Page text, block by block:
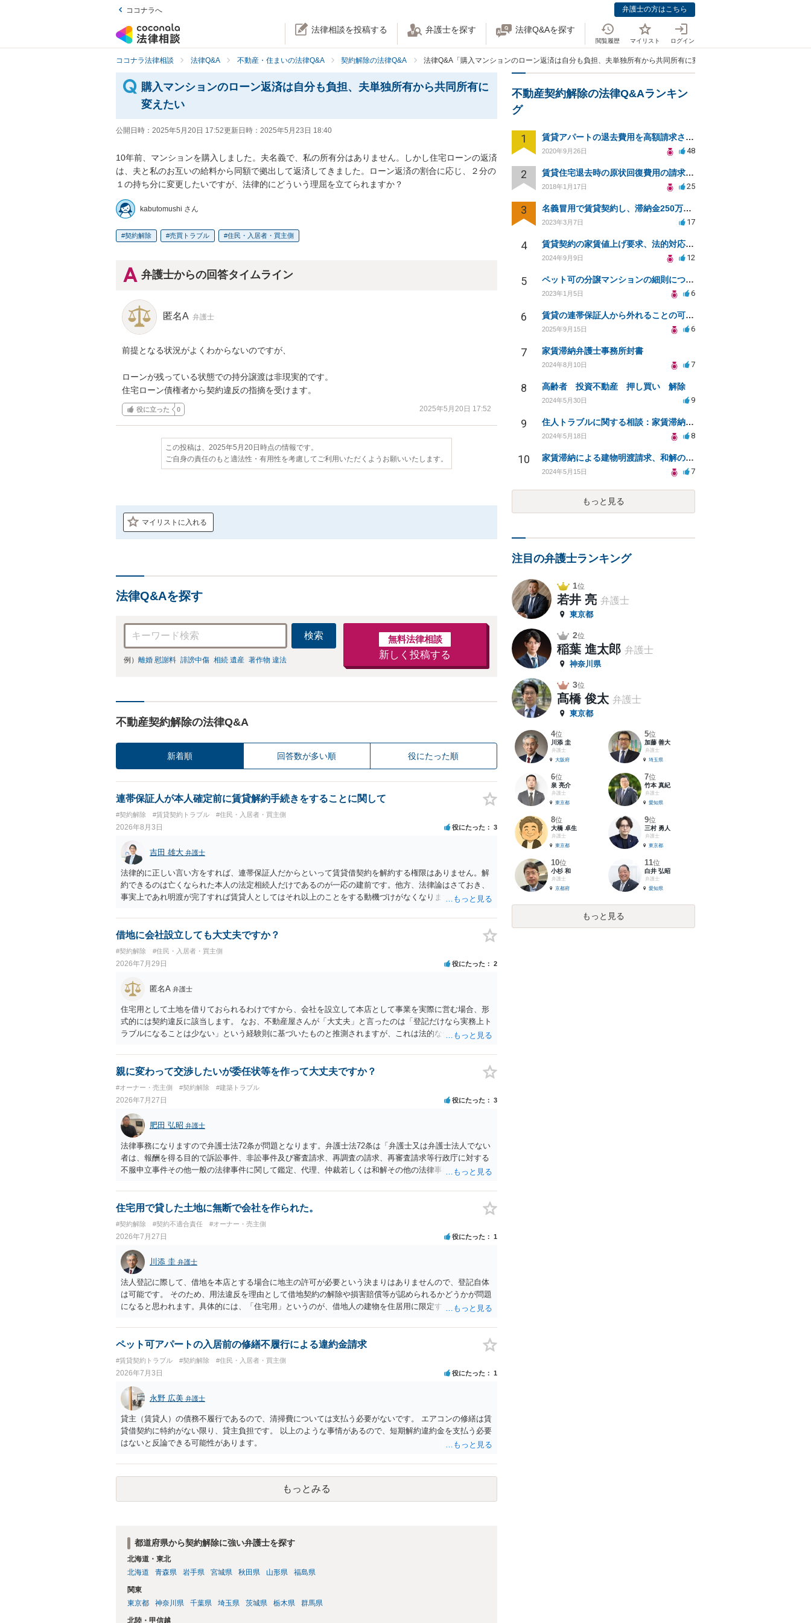
ココナラへ 弁護士の方はこちら
法律相談を投稿する 弁護士を探す 法律Q&Aを探す
閲覧履歴 マイリスト ログイン
ココナラ法律相談 法律Q&A 不動産・住まいの法律Q&A 契約解除の法律Q&A 法律Q&A「購入マンションのローン返済は自分も負担、夫単独所有から共同所有に変えたい」
購入マンションのローン返済は自分も負担、夫単独所有から共同所有に
変えたい
公開日時： 2025年5月20日 17:52更新日時： 2025年5月23日 18:40
10年前、マンションを購入しました。夫名義で、私の所有分はありません。しかし住宅ローンの返済
は、夫と私のお互いの給料から同額で拠出して返済してきました。ローン返済の割合に応じ、２分の
１の持ち分に変更したいですが、法律的にどういう理屈を立てられますか？
kabutomushi さん
契約解除 売買トラブル 住民・入居者・買主側
弁護士からの回答タイムライン
匿名A 弁護士
前提となる状況がよくわからないのですが、
ローンが残っている状態での持分譲渡は非現実的です。
住宅ローン債権者から契約違反の指摘を受けます。
役に立った 0 2025年5月20日 17:52
この投稿は、2025年5月20日時点の情報です。
ご自身の責任のもと適法性・有用性を考慮してご利用いただくようお願いいたします。
マイリストに入れる
法律Q&Aを探す
検索
例） 離婚 慰謝料 誹謗中傷 相続 遺産 著作物 違法
無料法律相談
新しく投稿する
不動産契約解除の法律Q&A
新着順 回答数が多い順 役にたった順
連帯保証人が本人確定前に賃貸解約手続きをすることに関して
#契約解除 #賃貸契約トラブル #住民・入居者・買主側
2026年8月3日 役にたった 3
吉田 雄大 弁護士
法律的に正しい言い方をすれば、連帯保証人だからといって賃貸借契約を解約する権限はありません。解
約できるのは亡くなられた本人の法定相続人だけであるのが一応の建前です。他方、法律論はさておき、
事実上であれ明渡が完了すれば賃貸人としてはそれ以上のことをする動機づけがなくなります。 今回進め
が良いと思います。またその方法で進めた方が、連帯保証人であるお知り合いさんにとっても、自身の経
済的負担を最小限に食い止められるため望ましいやり方だといえます。
借地に会社設立しても大丈夫ですか？
#契約解除 #住民・入居者・買主側
2026年7月29日 役にたった 2
匿名A 弁護士
住宅用として土地を借りておられるわけですから、会社を設立して本店として事業を実際に営む場合、形
式的には契約違反に該当します。 なお、不動産屋さんが「大丈夫」と言ったのは「登記だけなら実務上ト
ラブルになることは少ない」という経験則に基づいたものと推測されますが、これは法的な保証ではあり
で、建物を事務所・店舗用に大きく改築する等までなさらない限り、リスクはそれほど大きくないかもし
れません。 しかしそれでも、大家さんが契約違反を口実に、将来の更新時に更新料の上乗せを要求した
親に変わって交渉したいが委任状等を作って大丈夫ですか？
#オーナー・売主側 #契約解除 #建築トラブル
2026年7月27日 役にたった 3
肥田 弘昭 弁護士
法律事務になりますので弁護士法72条が問題となります。弁護士法72条は「弁護士又は弁護士法人でない
者は、報酬を得る目的で訴訟事件、非訟事件及び審査請求、再調査の請求、再審査請求等行政庁に対する
不服申立事件その他一般の法律事件に関して鑑定、代理、仲裁若しくは和解その他の法律事務を取り扱
めがある場合は、この限りでない。」とのことから、報酬を得る目的がないのであれば適法です。なぜな
ら、弁護士法72条に違反しないのであれば、委任については無償で委任者が受任者に委任できるからで
住宅用で貸した土地に無断で会社を作られた。
#契約解除 #契約不適合責任 #オーナー・売主側
2026年7月27日 役にたった 1
川添 圭 弁護士
法人登記に際して、借地を本店とする場合に地主の許可が必要という決まりはありませんので、登記自体
は可能です。 そのため、用法違反を理由として借地契約の解除や損害賠償等が認められるかどうかが問題
になると思われます。具体的には、「住宅用」というのが、借地人の建物を住居用に限定する（事業に使
装したという事案で、住居に限定する特約までは存在しなかったとして契約解除を認めなかった裁判例が
あります）。契約条項の記載や解釈の問題になりますので、弁護士へ直接相談されることをお勧めしま
ペット可アパートの入居前の修繕不履行による違約金請求
#賃貸契約トラブル #契約解除 #住民・入居者・買主側
2026年7月3日 役にたった 1
永野 広美 弁護士
貸主（賃貸人）の債務不履行であるので、清掃費については支払う必要がないです。 エアコンの修繕は賃
貸借契約に特約がない限り、貸主負担です。 以上のような事情があるので、短期解約違約金を支払う必要
はないと反論できる可能性があります。
もっとみる
都道府県から契約解除に強い弁護士を探す
北海道・東北
北海道
青森県 岩手県 宮城県 秋田県 山形県 福島県
関東
東京都
神奈川県 千葉県 埼玉県 茨城県 栃木県 群馬県
北陸・甲信越
不動産契約解除の法律Q&Aランキン
グ
1 賃貸アパートの退去費用を高額請求されました
2020年9月26日 48
2 賃貸住宅退去時の原状回復費用の請求時効
2018年1月17日 25
3 名義冒用で賃貸契約し、滞納金250万が請求されている
2023年3月7日 17
4 賃貸契約の家賃値上げ要求、法的対応と対策方法
2024年9月9日 12
5 ペット可の分譲マンションの細則について
2023年1月5日 6
6 賃貸の連帯保証人から外れることの可能性について
2025年9月15日 6
7 家賃滞納弁護士事務所封書
2024年8月10日 7
8 高齢者 投資不動産 押し買い 解除
2024年5月30日 9
9 住人トラブルに関する相談：家賃滞納と退去費の支払いを拒否され、管理鍵の横領も発生
2024年5月18日 8
10 家賃滞納による建物明渡請求、和解の可能性と対策
2024年5月15日 7
もっと見る
注目の弁護士ランキング
1位
若井 亮 弁護士
東京都
2位
稲葉 進太郎 弁護士
神奈川県
3位
髙橋 俊太 弁護士
東京都
4位
川添 圭
弁護士
大阪府
5位
加藤 善大
弁護士
埼玉県
6位
泉 亮介
弁護士
東京都
7位
竹本 真紀
弁護士
愛知県
8位
大橋 卓生
弁護士
東京都
9位
三村 勇人
弁護士
東京都
10位
小杉 和
弁護士
京都府
11位
白井 弘昭
弁護士
愛知県
もっと見る